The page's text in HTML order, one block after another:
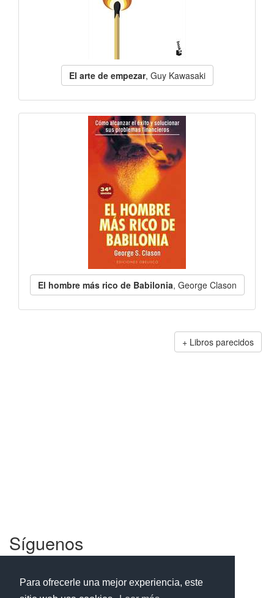
Para ofrecerle una mejor experiencia, este
El arte de empezar, Guy Kawasaki
El hombre más rico de Babilonia, George Clason
Libros parecidos
Síguenos